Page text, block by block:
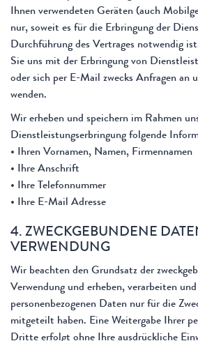
Ihnen verwendeten Geräten (auch
nur, soweit es für die Erbringung der
Durchführung des Vertrages notwendig
Sie uns mit der Erbringung von
oder sich per E-Mail zwecks Anfragen an
wenden.
Wir erheben und speichern im Rahmen
Dienstleistungserbringung folgende
• Ihren Vornamen, Namen, Firmennamen
• Ihre Anschrift
• Ihre Telefonnummer
• Ihre E-Mail Adresse
4. ZWECKGEBUNDENE
VERWENDUNG
Wir beachten den Grundsatz der
Verwendung und erheben, verarbeiten
personenbezogenen Daten nur für die
mitgeteilt haben. Eine Weitergabe Ihrer
Dritte erfolgt ohne Ihre ausdrückliche